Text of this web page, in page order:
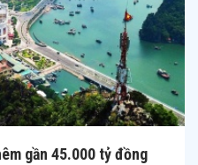
gần 45.000 tỷ đồng